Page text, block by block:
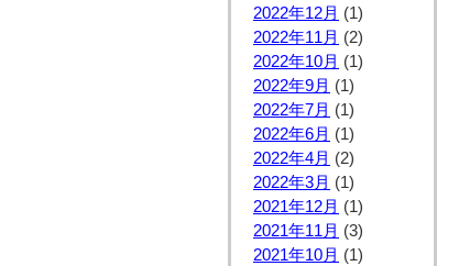
2022年12月 (1)
2022年11月 (2)
2022年10月 (1)
2022年9月 (1)
2022年7月 (1)
2022年6月 (1)
2022年4月 (2)
2022年3月 (1)
2021年12月 (1)
2021年11月 (3)
2021年10月 (1)